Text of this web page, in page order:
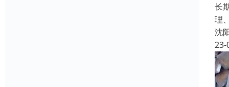
长
理
沈
23-